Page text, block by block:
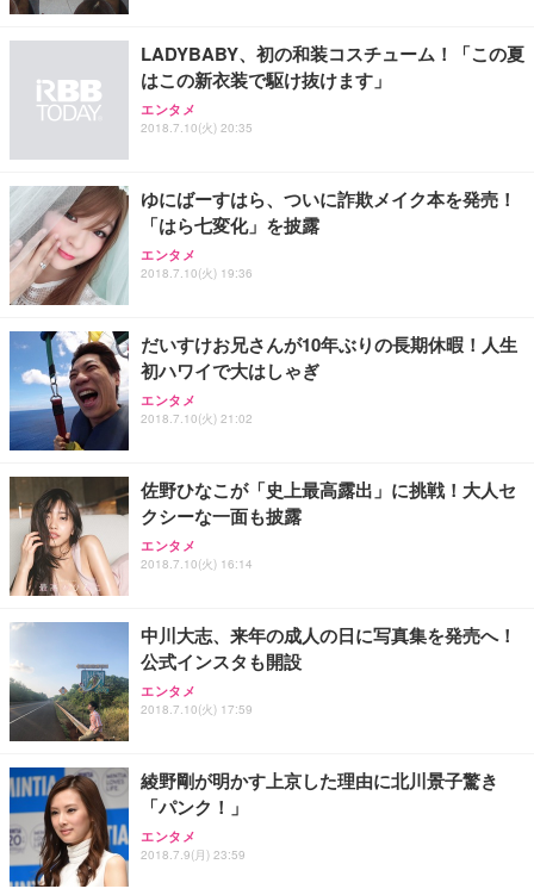
LADYBABY、初の和装コスチューム！「この夏
はこの新衣装で駆け抜けます」
エンタメ
2018.7.10(火) 20:35
ゆにばーすはら、ついに詐欺メイク本を発売！
「はら七変化」を披露
エンタメ
2018.7.10(火) 19:36
だいすけお兄さんが10年ぶりの長期休暇！人生
初ハワイで大はしゃぎ
エンタメ
2018.7.10(火) 21:02
佐野ひなこが「史上最高露出」に挑戦！大人セ
クシーな一面も披露
エンタメ
2018.7.10(火) 16:14
中川大志、来年の成人の日に写真集を発売へ！
公式インスタも開設
エンタメ
2018.7.10(火) 17:59
綾野剛が明かす上京した理由に北川景子驚き
「パンク！」
エンタメ
2018.7.9(月) 23:59